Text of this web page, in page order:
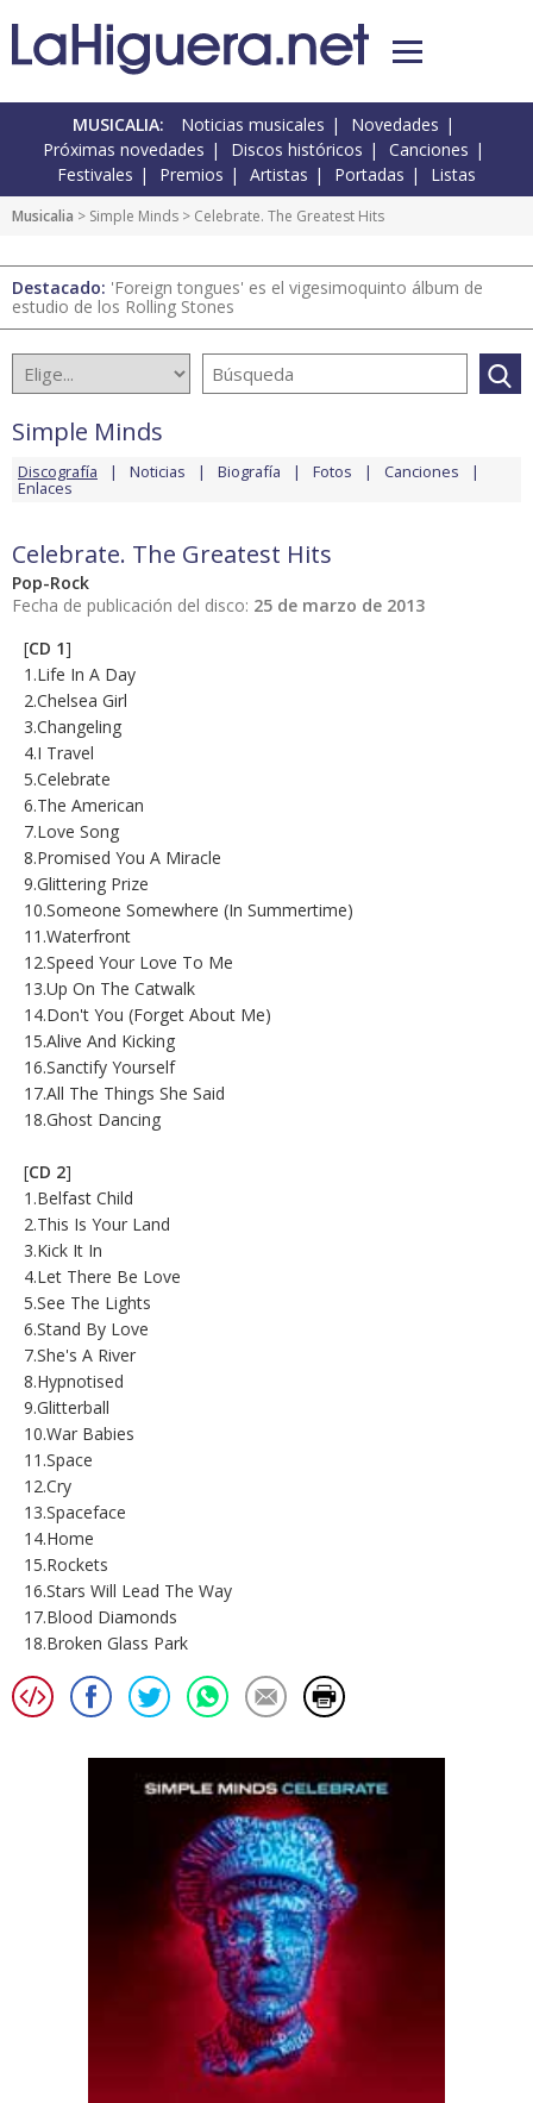
MUSICALIA: Noticias musicales
Novedades
Próximas novedades
Discos históricos
Canciones
Festivales
Premios Artistas Portadas Listas
Musicalia > Simple Minds > Celebrate. The Greatest Hits
Destacado: 'Foreign tongues' es el vigesimoquinto álbum de
estudio de los Rolling Stones
Simple Minds
Discografía Noticias Biografía Fotos Canciones
Enlaces
Celebrate. The Greatest Hits
Pop-Rock
Fecha de publicación del disco: 25 de marzo de 2013
[CD 1]
1.Life In A Day
2.Chelsea Girl
3.Changeling
4.I Travel
5.Celebrate
6.The American
7.Love Song
8.Promised You A Miracle
9.Glittering Prize
10.Someone Somewhere (In Summertime)
11.Waterfront
12.Speed Your Love To Me
13.Up On The Catwalk
14.Don't You (Forget About Me)
15.Alive And Kicking
16.Sanctify Yourself
17.All The Things She Said
18.Ghost Dancing
[CD 2]
1.Belfast Child
2.This Is Your Land
3.Kick It In
4.Let There Be Love
5.See The Lights
6.Stand By Love
7.She's A River
8.Hypnotised
9.Glitterball
10.War Babies
11.Space
12.Cry
13.Spaceface
14.Home
15.Rockets
16.Stars Will Lead The Way
17.Blood Diamonds
18.Broken Glass Park